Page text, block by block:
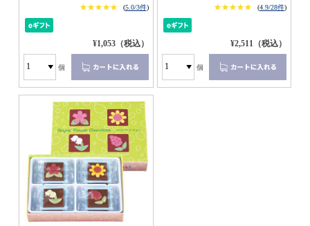
★★★★★
★★★★★ (5.0/3件)
¥1,053（税込）
個
★★★★★
★★★★★ (4.9/28件)
¥2,511（税込）
個